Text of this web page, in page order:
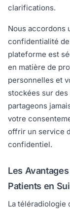
clarifications.
Nous accordons
confidentialité
plateforme est
en matière de
personnelles et
stockées sur
partageons
votre
offrir un service
confidentiel.
Les
Patients en
La téléradiologie